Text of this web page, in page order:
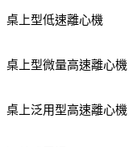
桌上型低速離心機
桌上型微量高速離心機
桌上泛用型高速離心機